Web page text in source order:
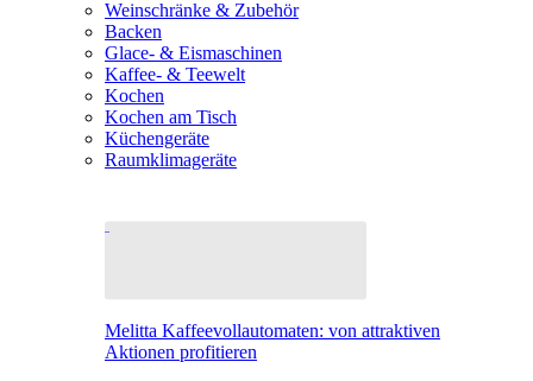
Weinschränke & Zubehör
Backen
Glace- & Eismaschinen
Kaffee- & Teewelt
Kochen
Kochen am Tisch
Küchengeräte
Raumklimageräte
Melitta Kaffeevollautomaten: von attraktiven
Aktionen profitieren